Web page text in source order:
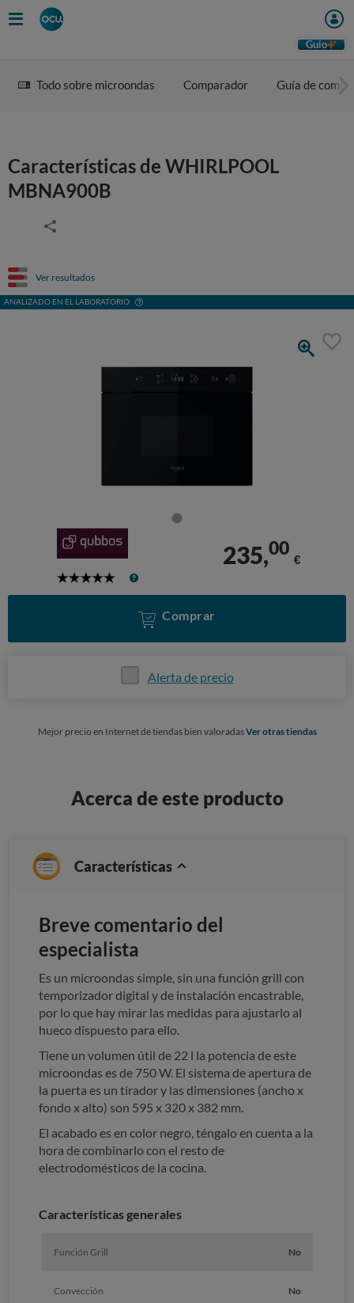
Guio
Todo sobre microondas Comparador Guía de
Características de WHIRLPOOL
MBNA900B
Ver resultados
ANALIZADO EN EL LABORATORIO
5
235,00
€
Comprar
Alerta de precio
Mejor precio en Internet de tiendas bien valoradasVer otras tiendas
Acerca de este producto
Características
Breve comentario del
especialista
Es un microondas simple, sin una función grill con
temporizador digital y de instalación encastrable,
por lo que hay mirar las medidas para ajustarlo al
hueco dispuesto para ello.
Tiene un volumen útil de 22 l la potencia de este
microondas es de 750 W. El sistema de apertura de
la puerta es un tirador y las dimensiones (ancho x
fondo x alto) son 595 x 320 x 382 mm.
El acabado es en color negro, téngalo en cuenta a la
hora de combinarlo con el resto de
electrodomésticos de la cocina.
Características generales
Función Grill No
Convección No